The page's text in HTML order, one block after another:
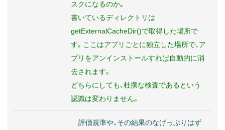
スクになるのか。
書いているディレクトリは
getExternalCacheDir()で取得した場所で
す。ここはアプリごとに独立した場所で、ア
プリをアンインストールすれば自動的に消
去されます。
どちらにしても、杜撰な検査であるという
認識は変わりません。
評価規準や、その結果のなげっぷりはず